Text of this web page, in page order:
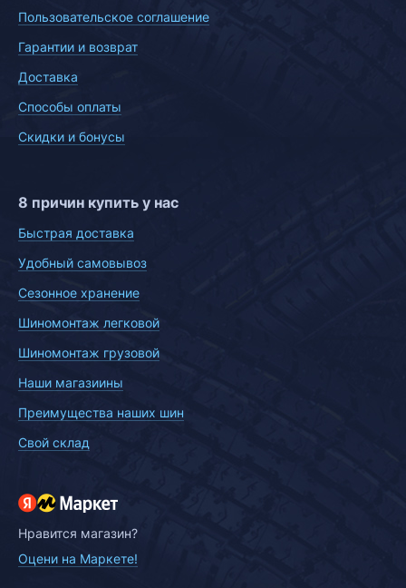
Пользовательское соглашение
Гарантии и возврат
Доставка
Способы оплаты
Скидки и бонусы
8 причин купить у нас
Быстрая доставка
Удобный самовывоз
Сезонное хранение
Шиномонтаж легковой
Шиномонтаж грузовой
Наши магазиины
Преимущества наших шин
Свой склад
Нравится магазин?
Оцени на Маркете!